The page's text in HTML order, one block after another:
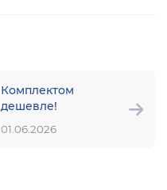
Комплектом
дешевле!
01.06.2026